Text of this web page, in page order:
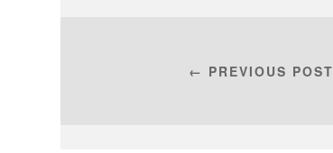
← PREVIOUS POST